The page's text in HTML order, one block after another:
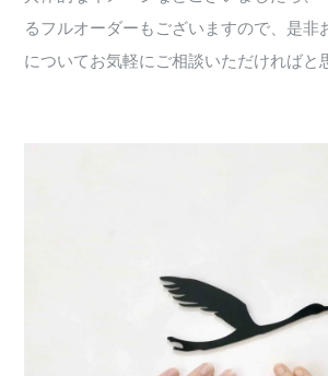
るフルオーダーもございますので、是非
についてお気軽にご相談いただければと